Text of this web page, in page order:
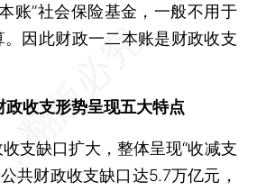
账”社会保险基金，一般不用于
因此财政一二本账是财政收支
政收支形势呈现五大特点
缺口扩大，整体呈现“收减支
共财政收支缺口达5.7万亿元，